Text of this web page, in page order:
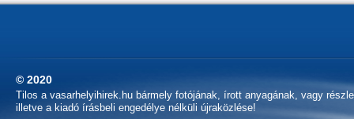
© 2020
Tilos a vasarhelyihirek.hu bármely fotójának, írott anyagának, vagy
illetve a kiadó írásbeli engedélye nélküli újraközlése!